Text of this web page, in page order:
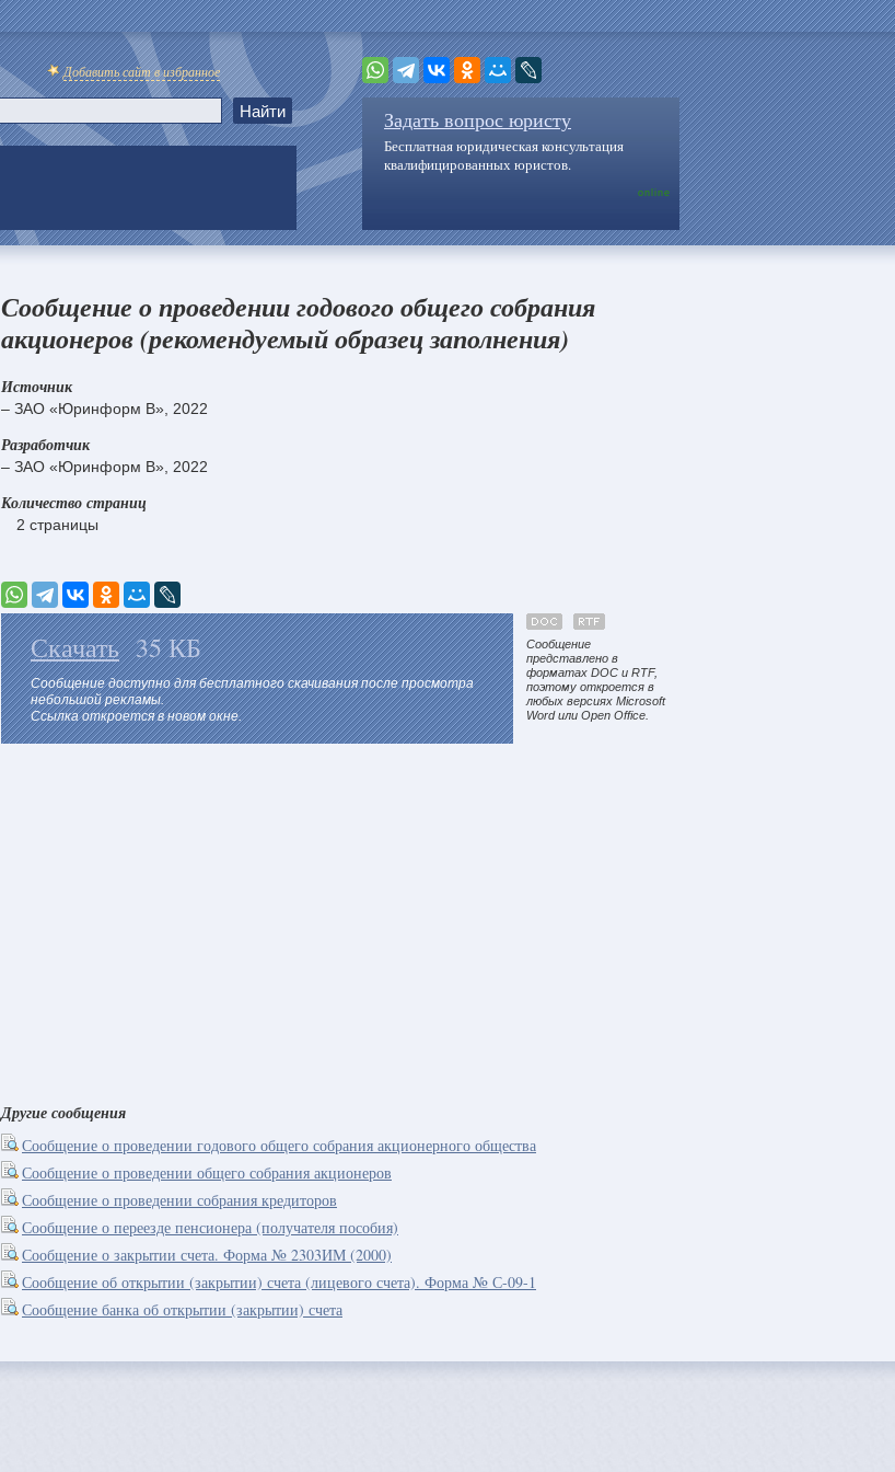
Добавить сайт в избранное
Задать вопрос юристу
Бесплатная юридическая консультация
квалифицированных юристов.
online
Сообщение о проведении годового общего собрания
акционеров (рекомендуемый образец заполнения)
Источник
– ЗАО «Юринформ В», 2022
Разработчик
– ЗАО «Юринформ В», 2022
Количество страниц
2 страницы
Скачать 35 КБ
Сообщение доступно для бесплатного скачивания после просмотра
небольшой рекламы.
Ссылка откроется в новом окне.
Сообщение
представлено в
форматах DOC и RTF,
поэтому откроется в
любых версиях Microsoft
Word или Open Office.
Другие сообщения
Сообщение о проведении годового общего собрания акционерного общества
Сообщение о проведении общего собрания акционеров
Сообщение о проведении собрания кредиторов
Сообщение о переезде пенсионера (получателя пособия)
Сообщение о закрытии счета. Форма № 2303ИМ (2000)
Сообщение об открытии (закрытии) счета (лицевого счета). Форма № С-09-1
Сообщение банка об открытии (закрытии) счета